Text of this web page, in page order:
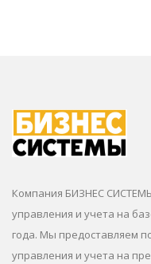
Компания БИЗНЕС
управления и учета на
года. Мы предоставляем
управления и учета на